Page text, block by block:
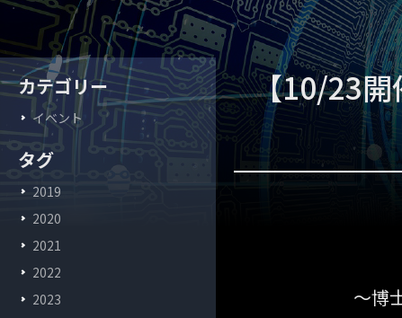
カテゴリー
イベント
タグ
2019
2020
2021
2022
2023
【10/23開
～博